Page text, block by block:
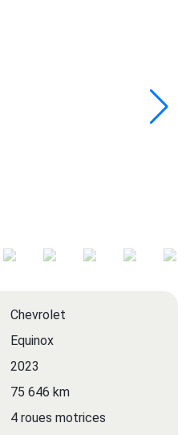
Chevrolet
Equinox
2023
75 646 km
4 roues motrices